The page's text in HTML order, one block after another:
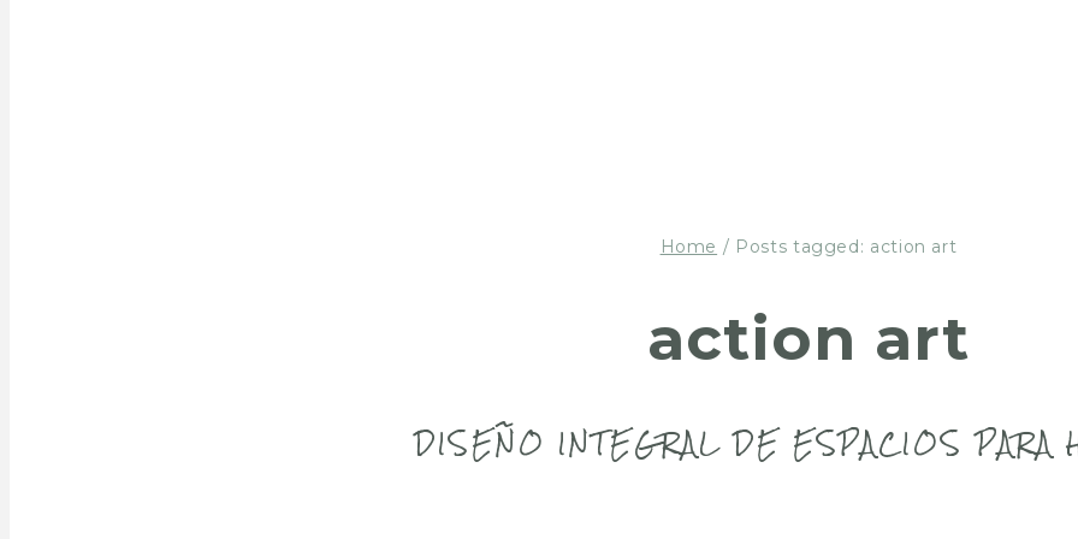
Home / Posts tagged: action art
action art
DISEÑO INTEGRAL DE ESPACIOS PARA